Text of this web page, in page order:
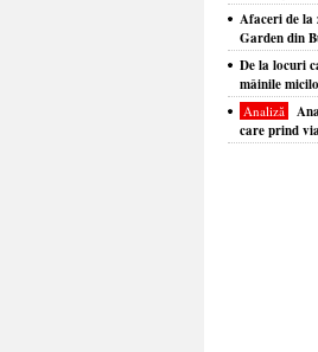
Afaceri de la
Garden din
De la locuri
mâinile
Analiză
care prind